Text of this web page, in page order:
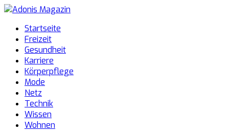
Startseite
Freizeit
Gesundheit
Karriere
Körperpflege
Mode
Netz
Technik
Wissen
Wohnen